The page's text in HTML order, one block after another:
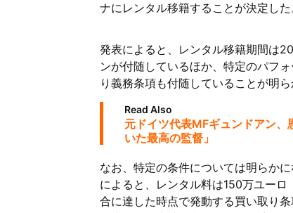
ナにレンタル移籍することが決定し
発表によると、レンタル移籍期間は
ンが付随しているほか、特定のパフ
り義務条項も付随していることが明ら
Read Also
元ドイツ代表MFギュンドアン
いた最高の監督」
なお、特定の条件については明らか
によると、レンタル料は150万ユー
合に達した時点で発動する買い取り